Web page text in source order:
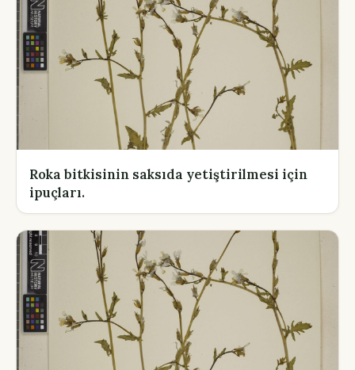
Roka bitkisinin saksıda yetiştirilmesi için
ipuçları.